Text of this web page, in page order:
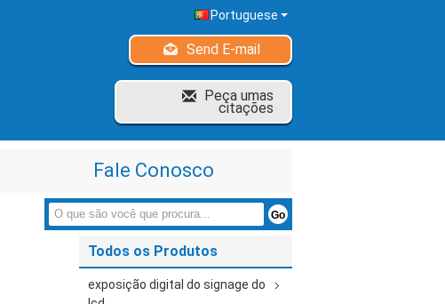
Portuguese
Send E-mail
Peça umas
citações
Fale Conosco
Todos os Produtos
exposição digital do signage do